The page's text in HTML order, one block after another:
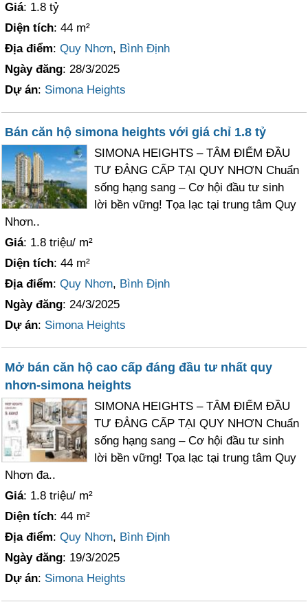
Giá: 1.8 tỷ
Diện tích: 44 m²
Địa điểm:Quy Nhơn, Bình Định
Ngày đăng: 28/3/2025
Dự án: Simona Heights
Bán căn hộ simona heights với giá chỉ 1.8 tỷ
SIMONA HEIGHTS – TÂM ĐIỂM ĐẦU
TƯ ĐẲNG CẤP TẠI QUY NHƠN Chuẩn
sống hạng sang – Cơ hội đầu tư sinh
lời bền vững! Tọa lạc tại trung tâm Quy
Nhơn..
Giá: 1.8 triệu/ m²
Diện tích: 44 m²
Địa điểm:Quy Nhơn, Bình Định
Ngày đăng: 24/3/2025
Dự án: Simona Heights
Mở bán căn hộ cao cấp đáng đầu tư nhất quy
nhơn-simona heights
SIMONA HEIGHTS – TÂM ĐIỂM ĐẦU
TƯ ĐẲNG CẤP TẠI QUY NHƠN Chuẩn
sống hạng sang – Cơ hội đầu tư sinh
lời bền vững! Tọa lạc tại trung tâm Quy
Nhơn đa..
Giá: 1.8 triệu/ m²
Diện tích: 44 m²
Địa điểm:Quy Nhơn, Bình Định
Ngày đăng: 19/3/2025
Dự án: Simona Heights